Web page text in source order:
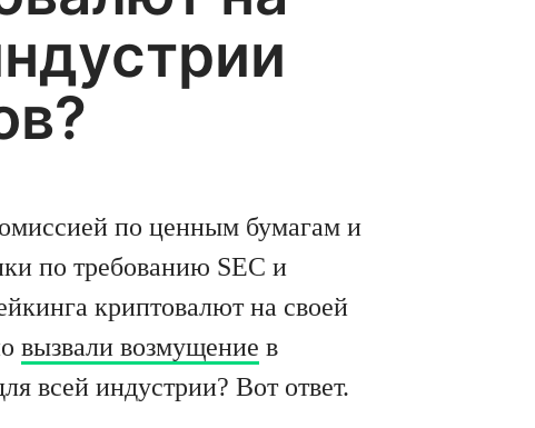
по ценным бумагам и
по требованию SEC и
криптовалют на своей
вызвали возмущение в
всей индустрии? Вот ответ.